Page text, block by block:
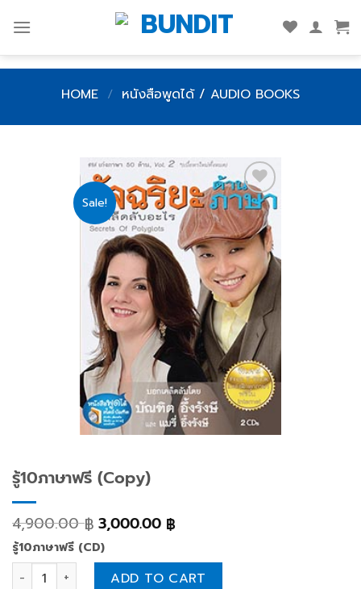
content
HOME / หนังสือพูดได้ / AUDIO BOOKS
Sale!
Add
to
wishlist
รู้10ภาษาฟรี (Copy)
4,900.00฿ 3,000.00 ฿
รู้10ภาษาฟรี (CD)
รู้10ภาษาฟรี (Copy) quantity
ADD TO CART